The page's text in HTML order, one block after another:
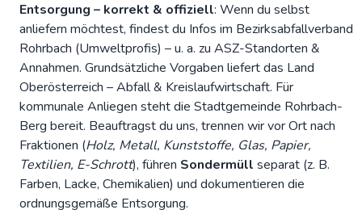
Entsorgung – korrekt & offiziell: Wenn du selbst
anliefern möchtest, findest du Infos im Bezirksabfallverband
Rohrbach (Umweltprofis) – u. a. zu ASZ-Standorten &
Annahmen. Grundsätzliche Vorgaben liefert das Land
Oberösterreich – Abfall & Kreislaufwirtschaft. Für
kommunale Anliegen steht die Stadtgemeinde Rohrbach-
Berg bereit. Beauftragst du uns, trennen wir vor Ort nach
Fraktionen (Holz, Metall, Kunststoffe, Glas, Papier,
Textilien, E-Schrott), führen Sondermüll separat (z. B.
Farben, Lacke, Chemikalien) und dokumentieren die
ordnungsgemäße Entsorgung.